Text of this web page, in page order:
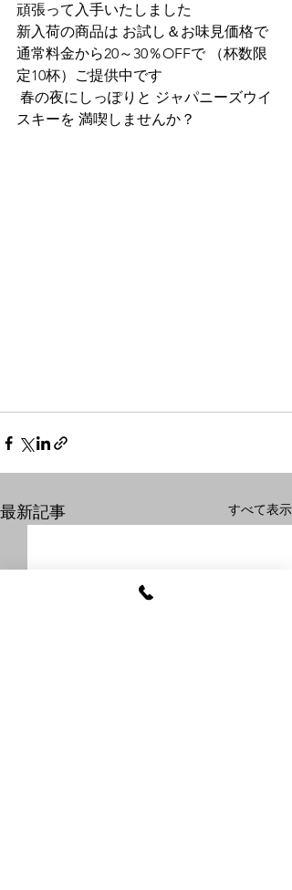
頑張って入手いたしました
新入荷の商品は お試し＆お味見価格で
通常料金から20～30％OFFで （杯数限
定10杯）ご提供中です
スキーを 満喫しませんか？
最新記事 すべて表示